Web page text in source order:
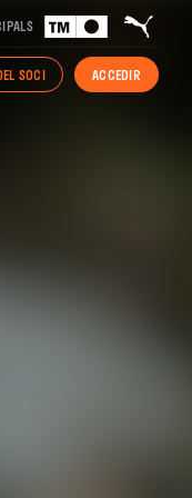
SOCI ACCEDIR